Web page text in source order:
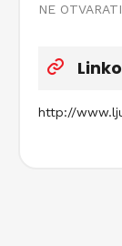
NE
http://